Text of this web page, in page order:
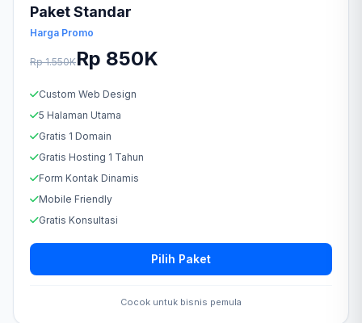
Paket Standar
Harga Promo
Rp 1.550KRp 850K
Custom Web Design
5 Halaman Utama
Gratis 1 Domain
Gratis Hosting 1 Tahun
Form Kontak Dinamis
Mobile Friendly
Gratis Konsultasi
Pilih Paket
Cocok untuk bisnis pemula